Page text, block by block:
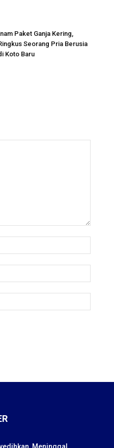
Paket Ganja Kering,
Seorang Pria Berusia
Koto Baru